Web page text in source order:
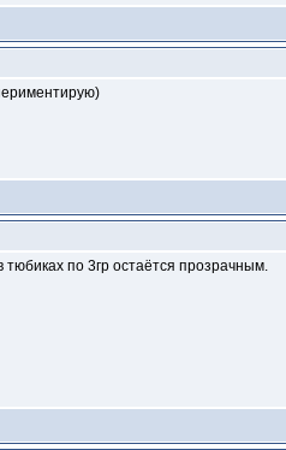
по 3гр остаётся прозрачным.